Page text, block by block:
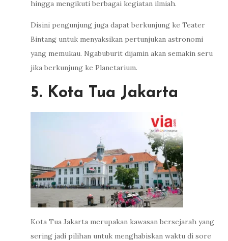
hingga mengikuti berbagai kegiatan ilmiah.
Disini pengunjung juga dapat berkunjung ke Teater
Bintang untuk menyaksikan pertunjukan astronomi
yang memukau. Ngabuburit dijamin akan semakin seru
jika berkunjung ke Planetarium.
5. Kota Tua Jakarta
Kota Tua Jakarta merupakan kawasan bersejarah yang
sering jadi pilihan untuk menghabiskan waktu di sore